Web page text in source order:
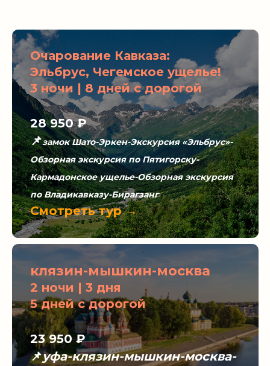
Очарование Кавказа:
Эльбрус, Чегемское ущелье!
3 ночи | 8 дней с дорогой
28 950 ₽
📌замок Шато-Эркен-Экскурсия «Эльбрус»-
Обзорная экскурсия по Пятигорску-
Кармадонское ущелье-Обзорная экскурсия
по Владикавказу-Бирагзанг
Смотреть тур →
клязин-мышкин-москва
2 ночи | 3 дня
5 дней с дорогой
23 950 ₽
📌уфа-клязин-мышкин-москва-